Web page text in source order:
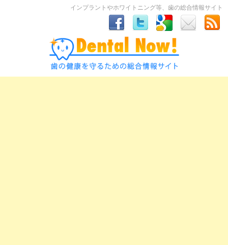
インプラントやホワイトニング等、歯の総合情報サイト
Dental Now！｜インプラントやホワイトニ
ング等、歯の総合情報サイト